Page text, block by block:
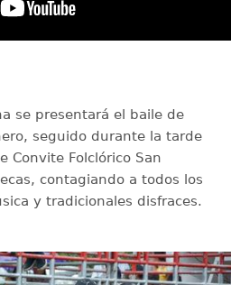
se presentará el baile de
seguido durante la tarde
Convite Folclórico San
contagiando a todos los
y tradicionales disfraces.